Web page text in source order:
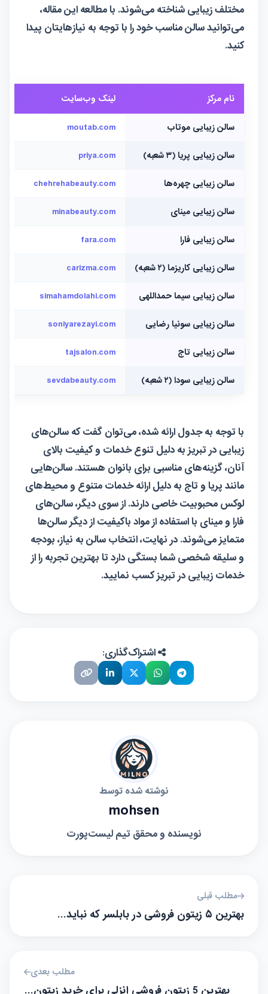
مختلف زیبایی شناخته می‌شوند. با مطالعه این مقاله،
می‌توانید سالن مناسب خود را با توجه به نیازهایتان پیدا
کنید.
نام مرکز لینک وب‌سایت
سالن زیبایی موتاب moutab.com
سالن زیبایی پریا (۳ شعبه) priya.com
سالن زیبایی چهره‌ها chehrehabeauty.com
سالن زیبایی مینای minabeauty.com
سالن زیبایی فارا fara.com
سالن زیبایی کاریزما (۲ شعبه) carizma.com
سالن زیبایی سیما حمداللهی simahamdolahi.com
سالن زیبایی سونیا رضایی soniyarezayi.com
سالن زیبایی تاج tajsalon.com
سالن زیبایی سودا (۲ شعبه) sevdabeauty.com
با توجه به جدول ارائه شده، می‌توان گفت که سالن‌های
زیبایی در تبریز به دلیل تنوع خدمات و کیفیت بالای
آنان، گزینه‌های مناسبی برای بانوان هستند. سالن‌هایی
مانند پریا و تاج به دلیل ارائه خدمات متنوع و محیط‌های
لوکس محبوبیت خاصی دارند. از سوی دیگر، سالن‌های
فارا و مینای با استفاده از مواد باکیفیت از دیگر سالن‌ها
متمایز می‌شوند. در نهایت، انتخاب سالن به نیاز، بودجه
و سلیقه شخصی شما بستگی دارد تا بهترین تجربه را از
خدمات زیبایی در تبریز کسب نمایید.
اشتراک‌گذاری:
نوشته شده توسط
mohsen
نویسنده و محقق تیم لیست‌پورت
مطلب قبلی
بهترین ۵ زیتون فروشی در بابلسر که نباید…
مطلب بعدی
بهترین 5 زیتون‌ فروشی انزلی برای خرید زیتون…